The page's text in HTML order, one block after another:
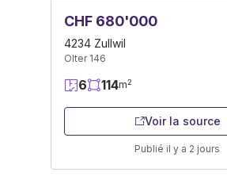
CHF 680'000
4234 Zullwil
Olter 146
6 114m2
Voir la source
Publié il y a 2 jours